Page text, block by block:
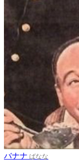
バナナ ばなな